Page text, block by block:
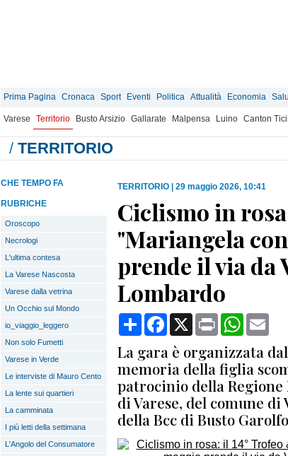
Prima Pagina Cronaca Sport Eventi Politica Attualità Economia
Varese Territorio Busto Arsizio Gallarate Malpensa Luino Canton
/ TERRITORIO
CHE TEMPO FA
RUBRICHE
Oroscopo
Necrologi
L'ultima contesa
La Varese Nascosta
Varese dalla vetrina
Un Occhio sul Mondo
io_viaggio_leggero
Non solo Fumetti
Varese in Verde
Le interviste di Mauro Cento
La lente sui quartieri
La camminata
I più letti della settimana
L'Angolo del Consumatore
TERRITORIO 29 maggio 2026, 10:41
Ciclismo in
"Mariangela
prende il via da
Lombardo
CondividiFacebook
X Print
La gara è organizzata
memoria della figlia
patrocinio della
di Varese, del comune
della Bcc di Busto